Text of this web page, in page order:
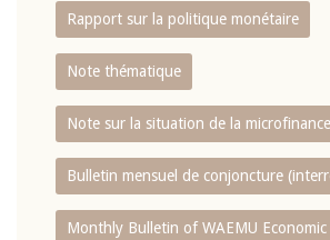
Rapport sur la politique monétaire
Note thématique
Note sur la situation de la microfinance
Bulletin mensuel de conjoncture
Monthly Bulletin of WAEMU